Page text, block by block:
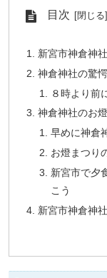
目次
新宮市神倉神
神倉神社の驚
８時より前
神倉神社のお
早めに神倉
お燈まつり
新宮市で夕
こう
新宮市神倉神